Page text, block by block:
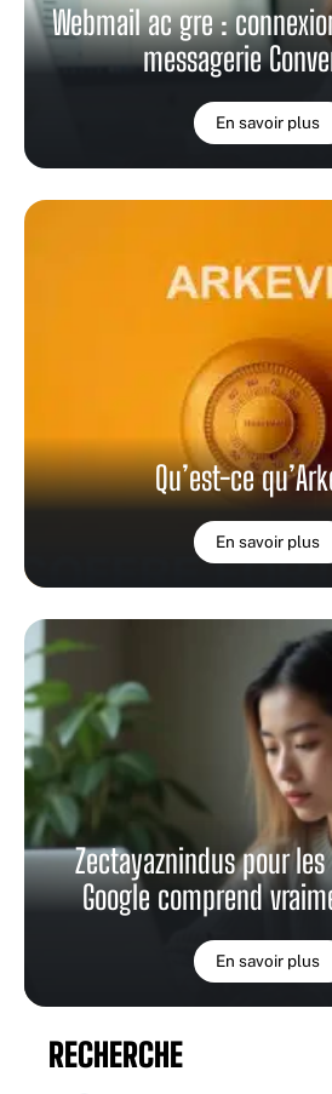
Webmail ac gre :
messagerie
En savoir plus
Qu’est-ce
En savoir plus
Zectayaznindus pour
Google comprend
En savoir plus
RECHERCHE